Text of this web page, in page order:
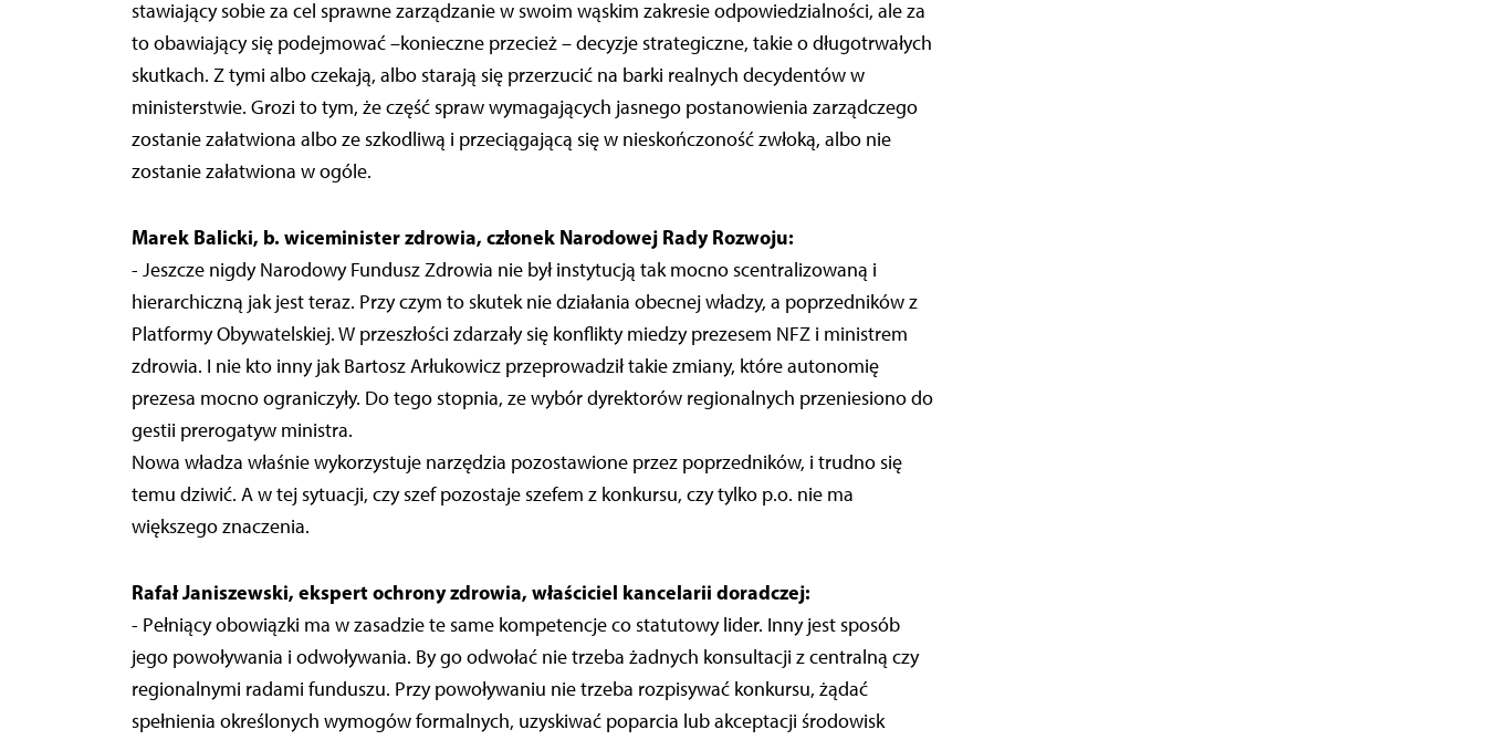
stawiający sobie za cel sprawne zarządzanie w swoim wąskim zakresie odpowiedzialności, ale za
to obawiający się podejmować –konieczne przecież – decyzje strategiczne, takie o długotrwałych
skutkach. Z tymi albo czekają, albo starają się przerzucić na barki realnych decydentów w
ministerstwie. Grozi to tym, że część spraw wymagających jasnego postanowienia zarządczego
zostanie załatwiona albo ze szkodliwą i przeciągającą się w nieskończoność zwłoką, albo nie
zostanie załatwiona w ogóle.
Marek Balicki, b. wiceminister zdrowia, członek Narodowej Rady Rozwoju:
- Jeszcze nigdy Narodowy Fundusz Zdrowia nie był instytucją tak mocno scentralizowaną i
hierarchiczną jak jest teraz. Przy czym to skutek nie działania obecnej władzy, a poprzedników z
Platformy Obywatelskiej. W przeszłości zdarzały się konflikty miedzy prezesem NFZ i ministrem
zdrowia. I nie kto inny jak Bartosz Arłukowicz przeprowadził takie zmiany, które autonomię
prezesa mocno ograniczyły. Do tego stopnia, ze wybór dyrektorów regionalnych przeniesiono do
gestii prerogatyw ministra.
Nowa władza właśnie wykorzystuje narzędzia pozostawione przez poprzedników, i trudno się
temu dziwić. A w tej sytuacji, czy szef pozostaje szefem z konkursu, czy tylko p.o. nie ma
większego znaczenia.
Rafał Janiszewski, ekspert ochrony zdrowia, właściciel kancelarii doradczej:
- Pełniący obowiązki ma w zasadzie te same kompetencje co statutowy lider. Inny jest sposób
jego powoływania i odwoływania. By go odwołać nie trzeba żadnych konsultacji z centralną czy
regionalnymi radami funduszu. Przy powoływaniu nie trzeba rozpisywać konkursu, żądać
spełnienia określonych wymogów formalnych, uzyskiwać poparcia lub akceptacji środowisk